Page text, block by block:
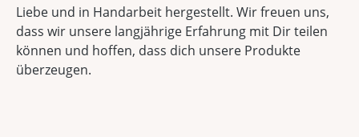
Liebe und in Handarbeit hergestellt. Wir freuen uns,
dass wir unsere langjährige Erfahrung mit Dir teilen
können und hoffen, dass dich unsere Produkte
überzeugen.